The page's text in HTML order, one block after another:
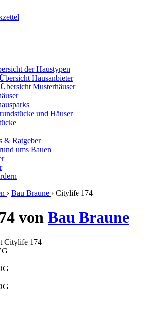
der Haustypen
Übersicht Hausanbieter
Übersicht Musterhäuser
und Häuser
& Ratgeber
ums Bauen
› Bau Braune › Citylife 174
von Bau Braune